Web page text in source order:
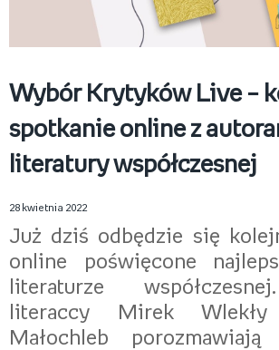
Wybór Krytyków Live –
spotkanie online z
literatury współczesnej
28 kwietnia 2022
Już dziś odbędzie się
online poświęcone
literaturze
literaccy Mirek
Małochleb